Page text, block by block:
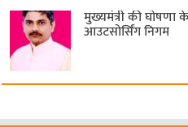
मुख्यमंत्री की घोषणा
आउटसोर्सिंग निगम